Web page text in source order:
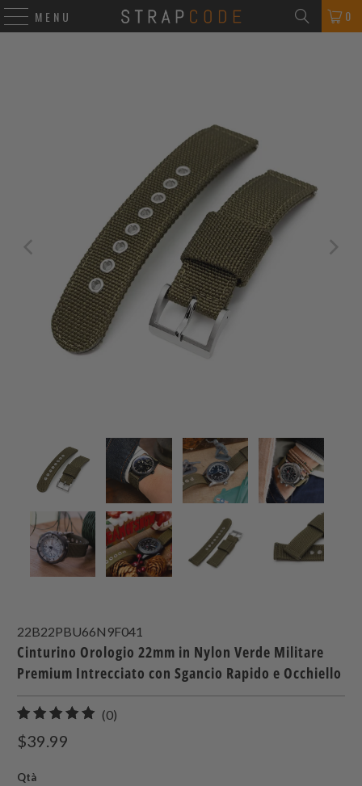
MENU 0
22B22PBU66N9F041
Cinturino Orologio 22mm in Nylon Verde Militare
Premium Intrecciato con Sgancio Rapido e Occhiello
(0)
$39.99
Qtà